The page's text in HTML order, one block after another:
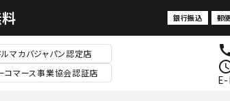
銀行振込 郵
ルマカバジャパン認定店
コマース事業協会認証店